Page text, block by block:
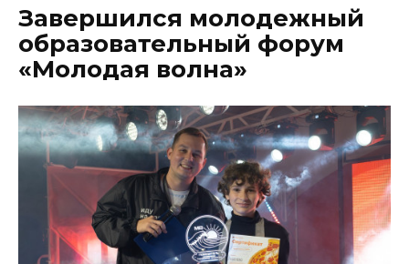
Завершился молодежный
образовательный форум
«Молодая волна»